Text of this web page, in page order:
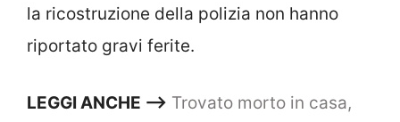
la ricostruzione della polizia non hanno
riportato gravi ferite.
LEGGI ANCHE —–> Trovato morto in casa,